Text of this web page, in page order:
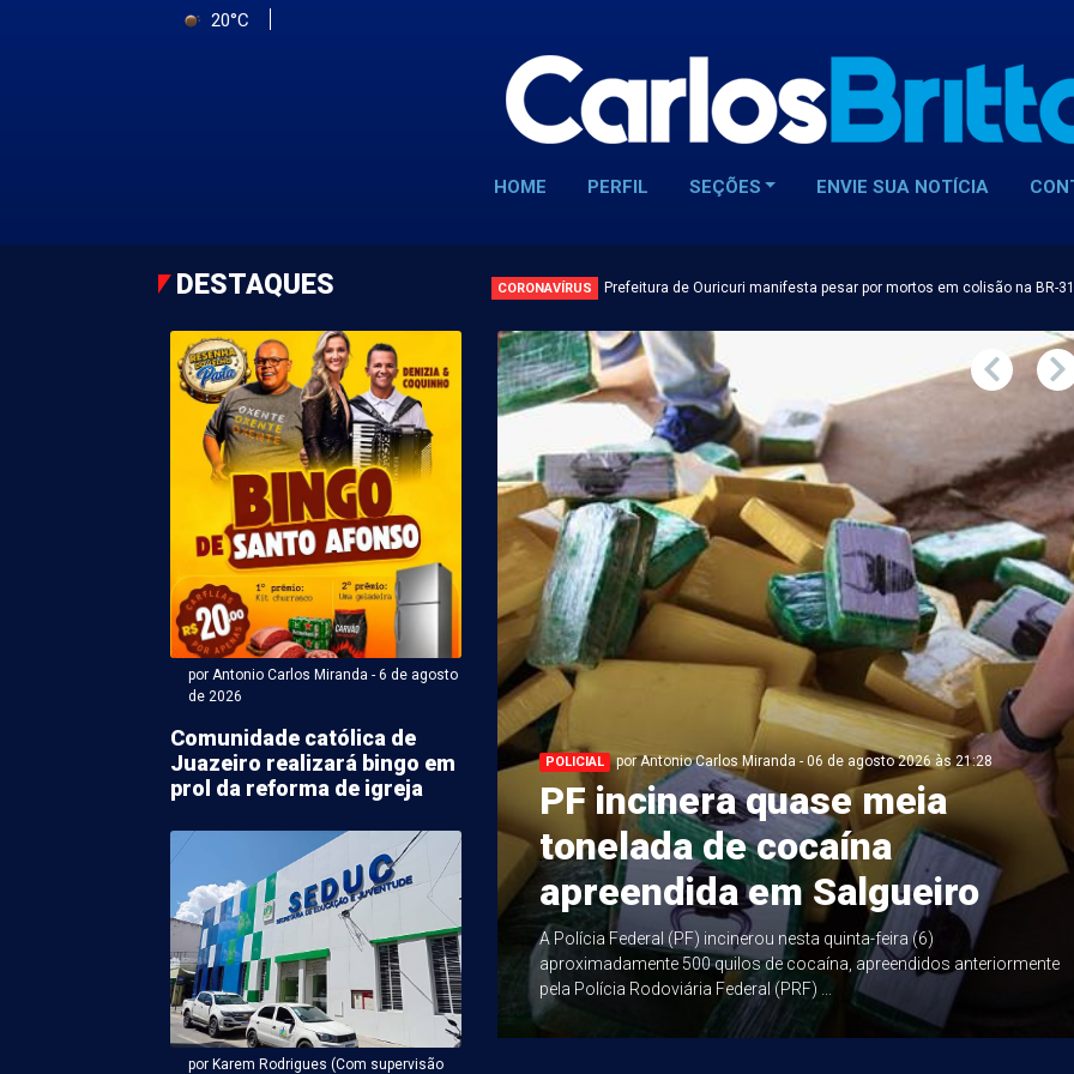
20°C
HOME PERFIL SEÇÕES ENVIE SUA NOTÍCIA
DESTAQUES CORONAVÍRUS Prefeitura de Ouricuri manifesta pesar por mortos em colisão na BR-
por Antonio Carlos Miranda - 6 de agosto
de 2026
Comunidade católica de
Juazeiro realizará bingo em
prol da reforma de igreja
por Karem Rodrigues (Com supervisão
Carlos Miranda - 06 de agosto 2026 às 18:50
a vice de João
tem maior
de bens em PE
governador de Pernambuco pela Frente Popular,
declarou R$ 3,7 milhões em bens à
POLICIAL por Antonio Carlos Miranda - 06 de agosto 2026 às 21:28
PF incinera quase meia
tonelada de cocaína
apreendida em Salgueiro
A Polícia Federal (PF) incinerou nesta quinta-feira (6)
aproximadamente 500 quilos de cocaína, apreendidos anteriormente
pela Polícia Rodoviária Federal (PRF) ...